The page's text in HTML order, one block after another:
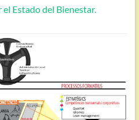
Estado del Bienestar.